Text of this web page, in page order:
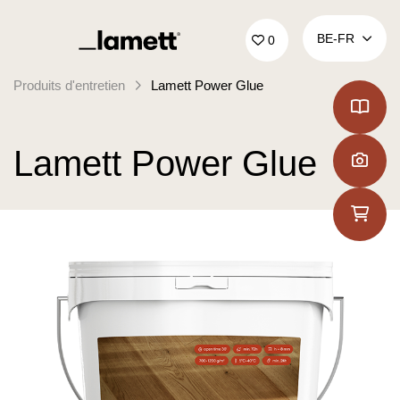
Retour à la page d'accueil 0 BE‑FR
Produits d'entretien Lamett Power Glue
Lamett Power Glue